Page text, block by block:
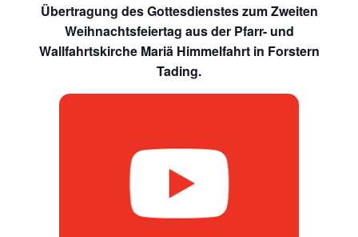
Übertragung des Gottesdienstes zum Zweiten
Weihnachtsfeiertag aus der Pfarr- und
Wallfahrtskirche Mariä Himmelfahrt in Forstern
Tading.